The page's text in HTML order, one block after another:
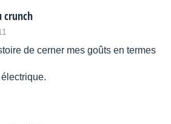
crunch
de cerner mes goûts en termes